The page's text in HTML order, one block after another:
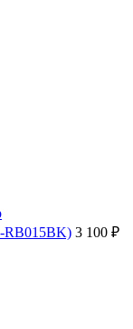
RB015BK) 3 100 ₽